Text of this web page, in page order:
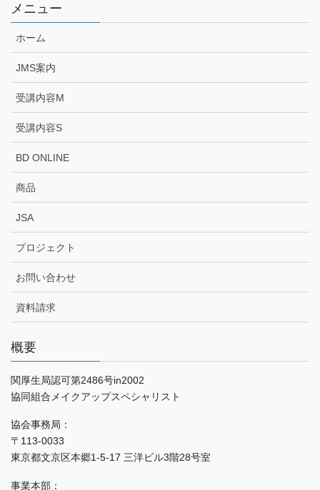
メニュー
ホーム
JMS案内
受講内容M
受講内容S
BD ONLINE
商品
JSA
プロジェクト
お問い合わせ
資料請求
概要
関厚生局認可第2486号in2002
協同組合メイクアップスペシャリスト
協会事務局：
〒113-0033
東京都文京区本郷1-5-17 三洋ビル3階28号室
事業本部：